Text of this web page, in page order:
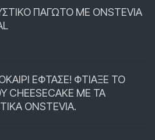
ΠΑΓΩΤΟ ΜΕ ONSTEVIA
ΕΦΤΑΣΕ! ΦΤΙΑΞΕ ΤΟ
CHEESECAKE ΜΕ ΤΑ
ONSTEVIA.